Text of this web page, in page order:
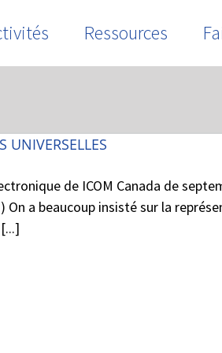
Ressources
UNIVERSELLES
de ICOM Canada de
On a beaucoup insisté sur la